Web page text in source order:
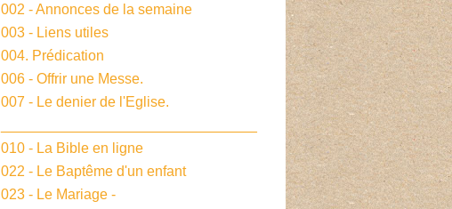
002 - Annonces de la semaine
003 - Liens utiles
004. Prédication
006 - Offrir une Messe.
007 - Le denier de l'Eglise.
010 - La Bible en ligne
022 - Le Baptême d'un enfant
023 - Le Mariage -